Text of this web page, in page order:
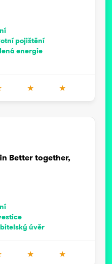
pojištění
energie
★ ★
Better together,
úvěr
★ ★